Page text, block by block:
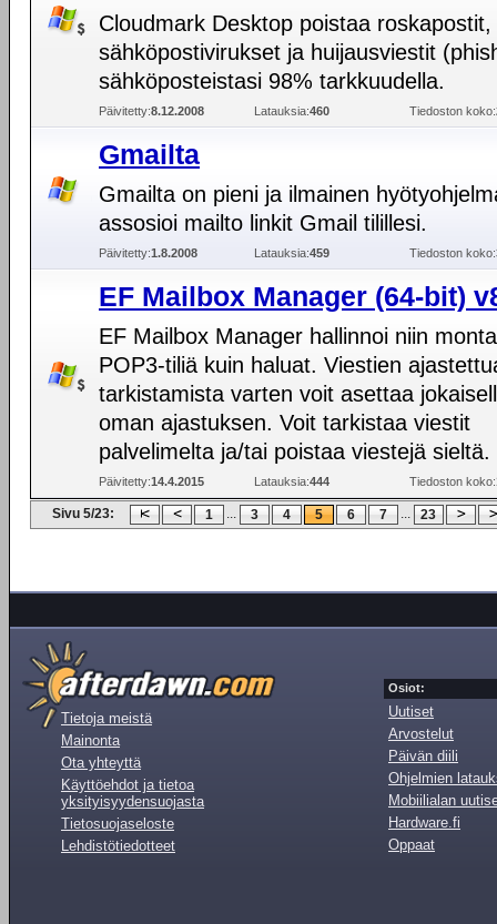
Cloudmark Desktop poistaa roskapostit,
sähköpostivirukset ja huijausviestit
sähköposteistasi 98% tarkkuudella.
Päivitetty:8.12.2008 Latauksia:460 Tiedoston koko:
Gmailta
Gmailta on pieni ja ilmainen
assosioi mailto linkit Gmail tilillesi.
Päivitetty:1.8.2008 Latauksia:459 Tiedoston koko:
EF Mailbox Manager (64-bit)
EF Mailbox Manager hallinnoi niin
POP3-tiliä kuin haluat. Viestien
tarkistamista varten voit asettaa
oman ajastuksen. Voit tarkistaa viestit
palvelimelta ja/tai poistaa viestejä sieltä.
Päivitetty:14.4.2015 Latauksia:444 Tiedoston koko:
Sivu 5/23: 1 ... 3 4 5 6 7 ... 23
Tietoja meistä
Mainonta
Ota yhteyttä
Käyttöehdot ja tietoa
yksityisyydensuojasta
Tietosuojaseloste
Lehdistötiedotteet
Osiot:
Uutiset
Arvostelut
Päivän diili
Ohjelmien
Mobiilialan
Hardware.fi
Oppaat